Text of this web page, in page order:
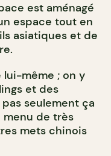
est aménagé
espace tout en
asiatiques et de
lui-même ; on y
et des
seulement ça
menu de très
mets chinois